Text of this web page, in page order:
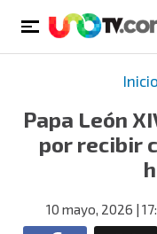
Inicio
Papa León
por recibir
10 mayo, 2026 |